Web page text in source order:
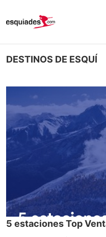
DESTINOS DE ESQUÍ
5 estaciones Top